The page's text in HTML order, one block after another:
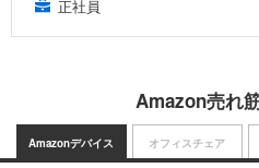
正社員
Amazon売れ
Amazonデバイス オフィスチェア